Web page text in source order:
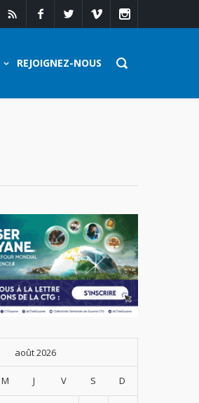
REJOIGNEZ-NOUS
août 2026
M J V S D